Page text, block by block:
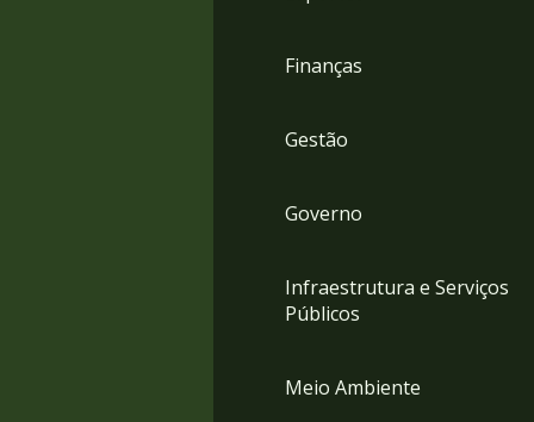
Finanças
Gestão
Governo
Infraestrutura e Serviços
Públicos
Meio Ambiente